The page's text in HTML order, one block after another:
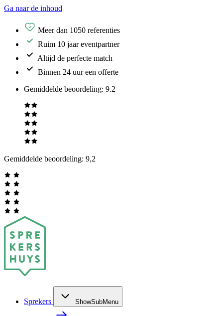
Ga naar de inhoud
Meer dan 1050 referenties
Ruim 10 jaar eventpartner
Altijd de perfecte match
Binnen 24 uur een offerte
Gemiddelde beoordeling: 9.2
Gemiddelde beoordeling: 9,2
Sprekers ShowSubMenu